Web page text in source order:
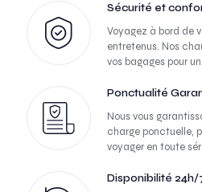
Sécurité et
Voyagez à bord de
entretenus. Nos
vos bagages pour
Ponctualité
Nous vous
charge ponctuelle,
voyager en toute
Disponibilité 24h/